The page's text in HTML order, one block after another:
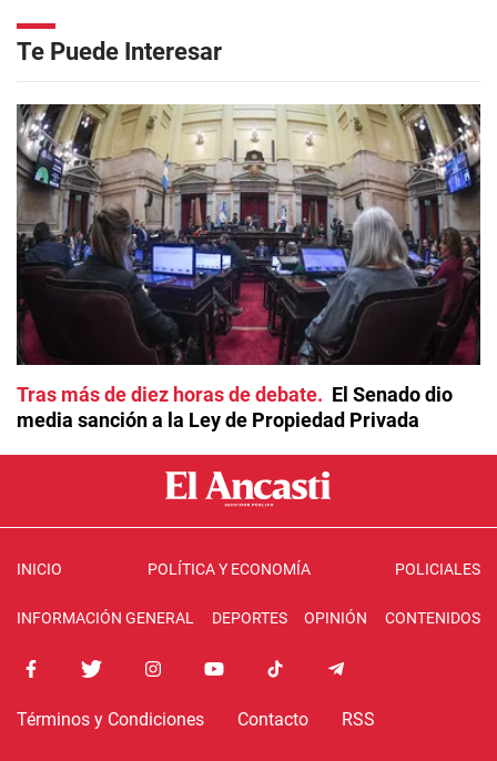
Te Puede Interesar
Tras más de diez horas de debate
El Senado dio
media sanción a la Ley de Propiedad Privada
INICIO POLÍTICA Y ECONOMÍA POLICIALES
INFORMACIÓN GENERAL DEPORTES OPINIÓN CONTENIDOS
Términos y Condiciones Contacto RSS